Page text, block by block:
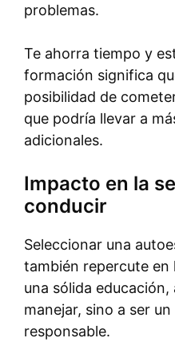
problemas.
Te ahorra tiempo y
formación significa
posibilidad de
que podría llevar a
adicionales.
Impacto en la
conducir
Seleccionar una
también repercute en
una sólida
manejar, sino a ser
responsable.